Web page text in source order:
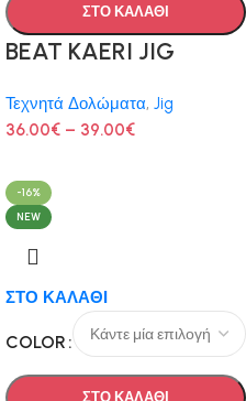
ΣΤΟ ΚΑΛΑΘΙ
BEAT KAERI JIG
Τεχνητά Δολώματα, Jig
36.00€ – 39.00€
-16%
NEW
ΣΤΟ ΚΑΛΑΘΙ
COLOR
ΣΤΟ ΚΑΛΑΘΙ